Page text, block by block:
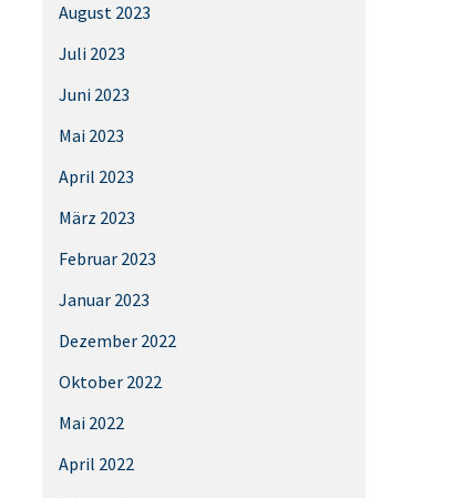
August 2023
Juli 2023
Juni 2023
Mai 2023
April 2023
März 2023
Februar 2023
Januar 2023
Dezember 2022
Oktober 2022
Mai 2022
April 2022